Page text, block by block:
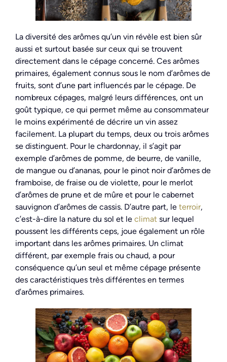
La diversité des arômes qu’un vin révèle est bien sûr
aussi et surtout basée sur ceux qui se trouvent
directement dans le cépage concerné. Ces arômes
primaires, également connus sous le nom d’arômes de
fruits, sont d’une part influencés par le cépage. De
nombreux cépages, malgré leurs différences, ont un
goût typique, ce qui permet même au consommateur
le moins expérimenté de décrire un vin assez
facilement. La plupart du temps, deux ou trois arômes
se distinguent. Pour le chardonnay, il s’agit par
exemple d’arômes de pomme, de beurre, de vanille,
de mangue ou d’ananas, pour le pinot noir d’arômes de
framboise, de fraise ou de violette, pour le merlot
d’arômes de prune et de mûre et pour le cabernet
sauvignon d’arômes de cassis. D’autre part, le terroir,
c’est-à-dire la nature du sol et le climat sur lequel
poussent les différents ceps, joue également un rôle
important dans les arômes primaires. Un climat
différent, par exemple frais ou chaud, a pour
conséquence qu’un seul et même cépage présente
des caractéristiques très différentes en termes
d’arômes primaires.